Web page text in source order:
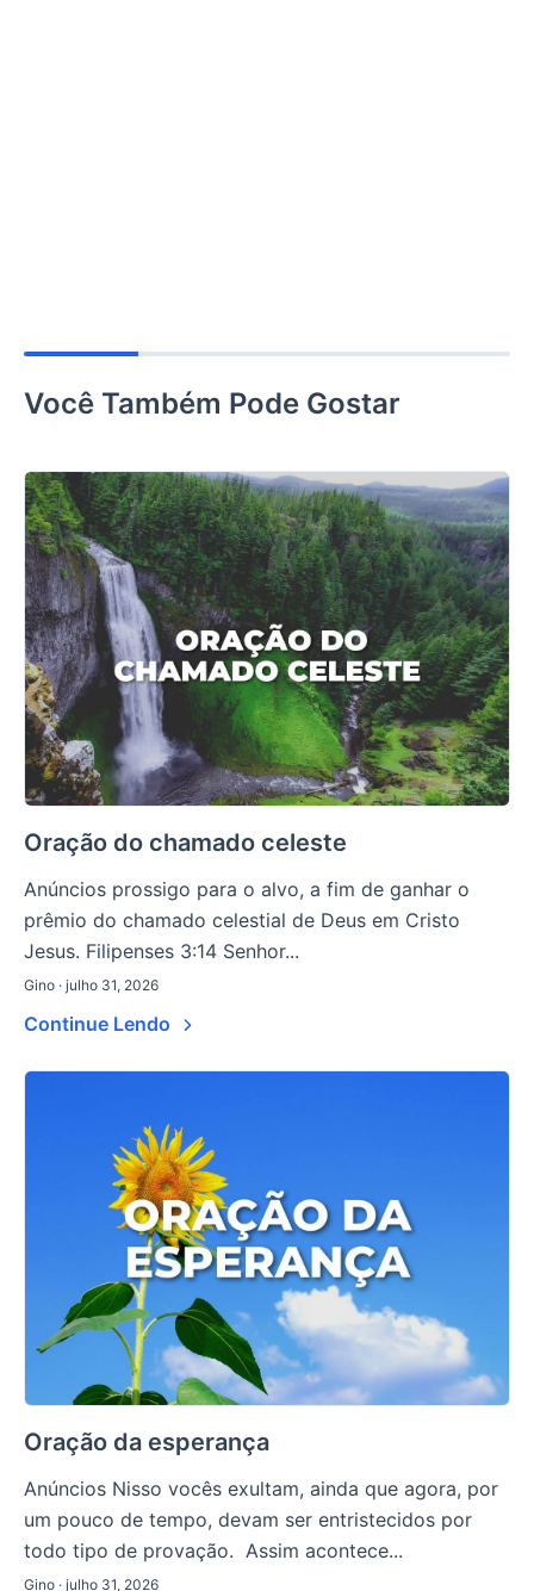
Você Também Pode Gostar
Oração do chamado celeste
Anúncios prossigo para o alvo, a fim de ganhar o
prêmio do chamado celestial de Deus em Cristo
Jesus. Filipenses 3:14 Senhor...
Gino · julho 31, 2026
Continue Lendo
Oração da esperança
Anúncios Nisso vocês exultam, ainda que agora, por
um pouco de tempo, devam ser entristecidos por
todo tipo de provação. Assim acontece...
Gino · julho 31, 2026